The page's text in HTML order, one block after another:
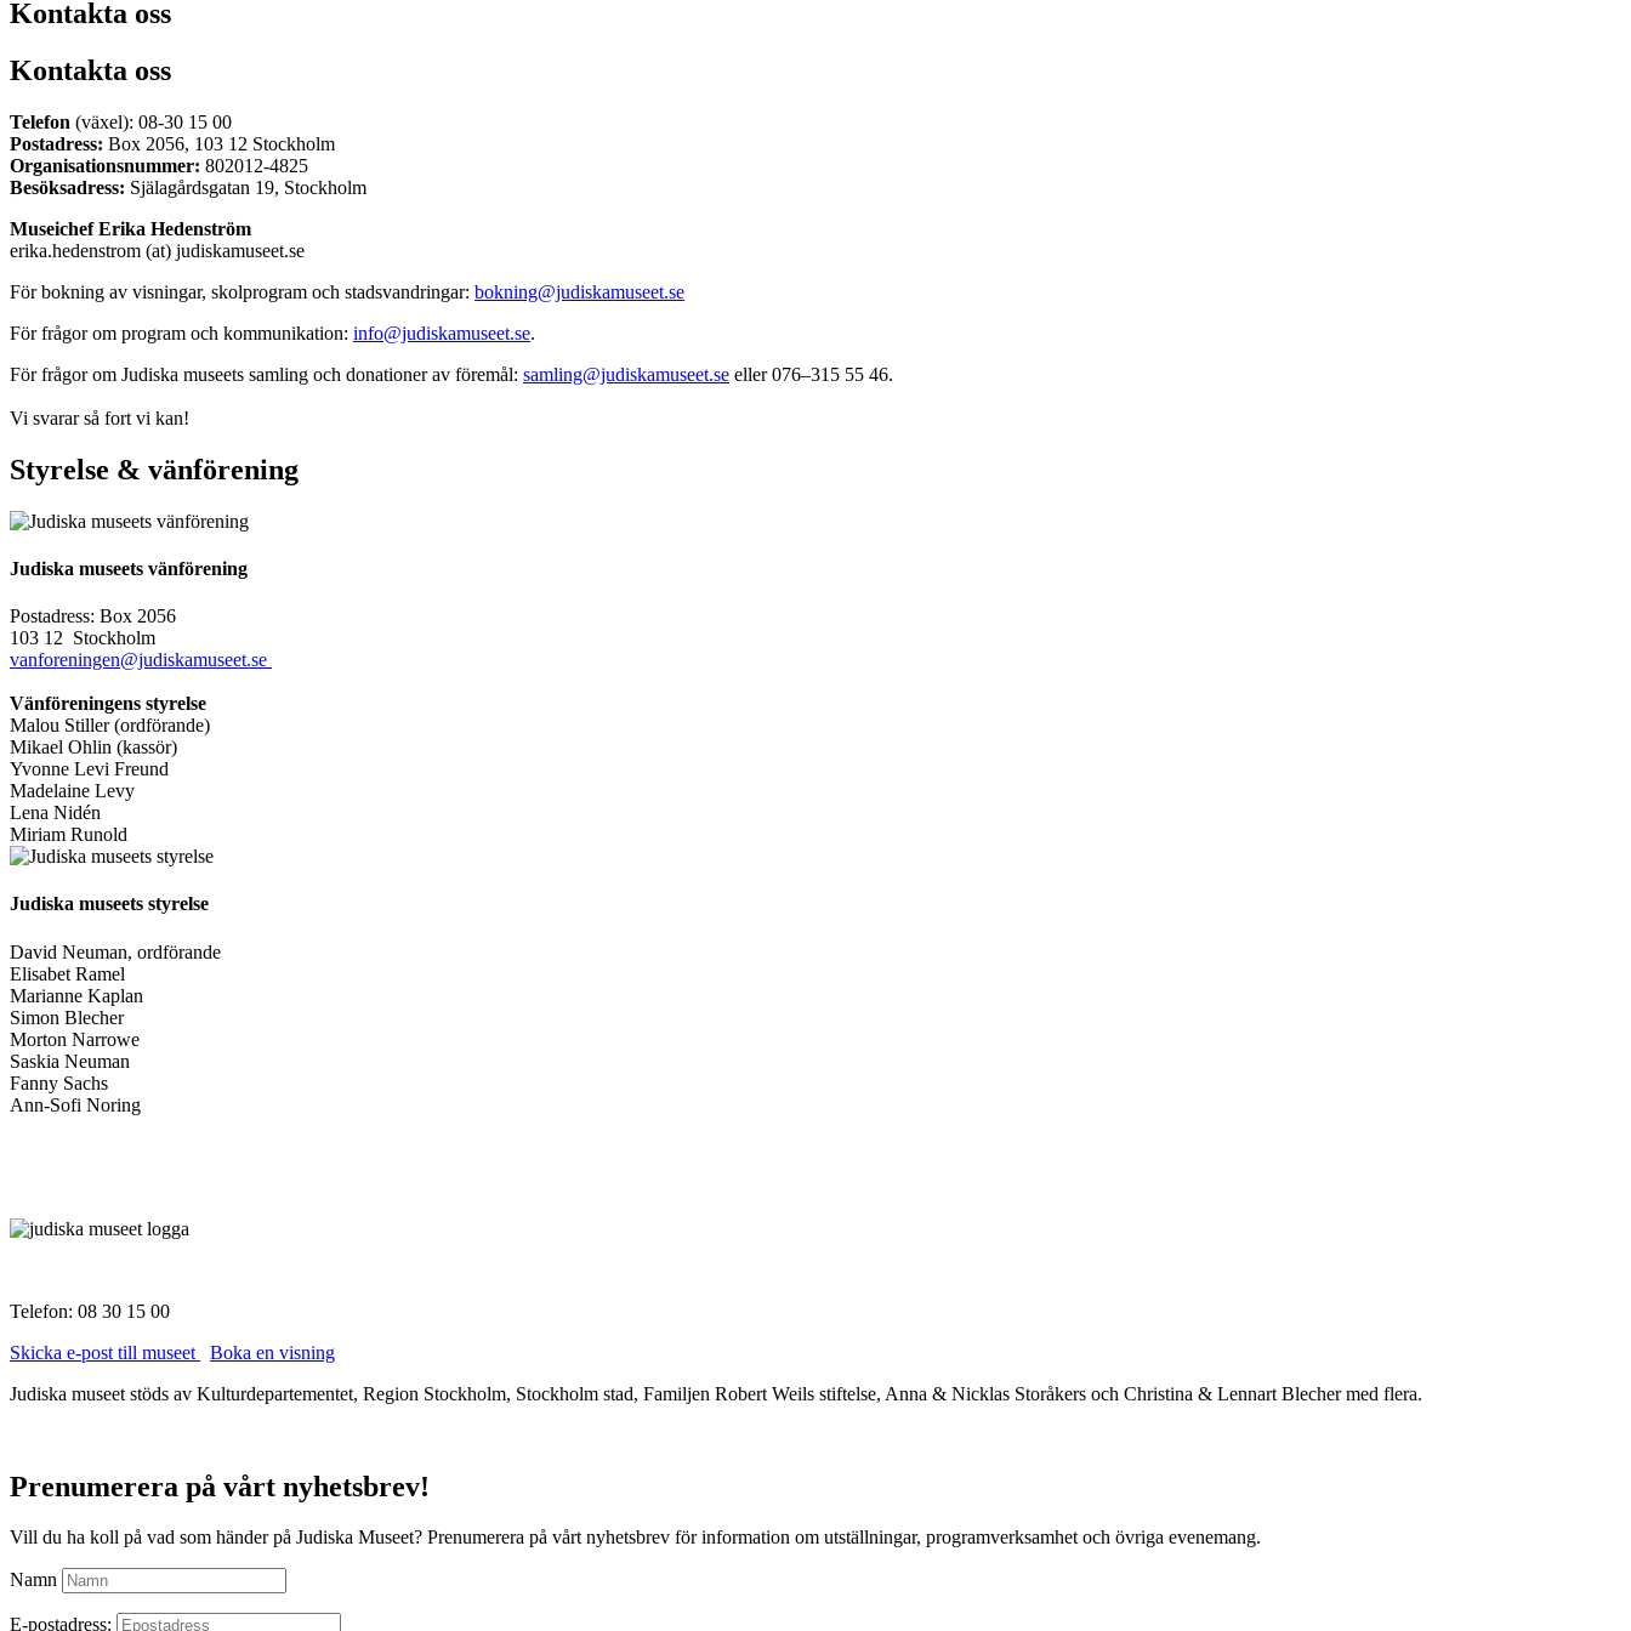
Kontakta oss
Kontakta oss
Telefon (växel): 08-30 15 00
Postadress: Box 2056, 103 12 Stockholm
Organisationsnummer: 802012-4825
Besöksadress: Själagårdsgatan 19, Stockholm
Museichef Erika Hedenström
erika.hedenstrom (at) judiskamuseet.se
För bokning av visningar, skolprogram och stadsvandringar: bokning@judiskamuseet.se
För frågor om program och kommunikation: info@judiskamuseet.se.
För frågor om Judiska museets samling och donationer av föremål: samling@judiskamuseet.se eller076–315 55 46.
Vi svarar så fort vi kan!
Styrelse & vänförening
Judiska museets vänförening
Postadress: Box 2056
103 12 Stockholm
vanforeningen@judiskamuseet.se
Vänföreningens styrelse
Malou Stiller (ordförande)
Mikael Ohlin (kassör)
Yvonne Levi Freund
Madelaine Levy
Lena Nidén
Miriam Runold
Judiska museets styrelse
David Neuman, ordförande
Elisabet Ramel
Marianne Kaplan
Simon Blecher
Morton Narrowe
Saskia Neuman
Fanny Sachs
Ann-Sofi Noring
Telefon: 08 30 15 00
Skicka e-post till museet
Boka en visning
Judiska museet stöds av Kulturdepartementet, Region Stockholm, Stockholm stad, Familjen Robert Weils stiftelse, Anna & Nicklas Storåkers och Christina & Lennart Blecher med flera.
Prenumerera på vårt nyhetsbrev!
Vill du ha koll på vad som händer på Judiska Museet? Prenumerera på vårt nyhetsbrev för information om utställningar, programverksamhet och övriga evenemang.
Namn
E-postadress: